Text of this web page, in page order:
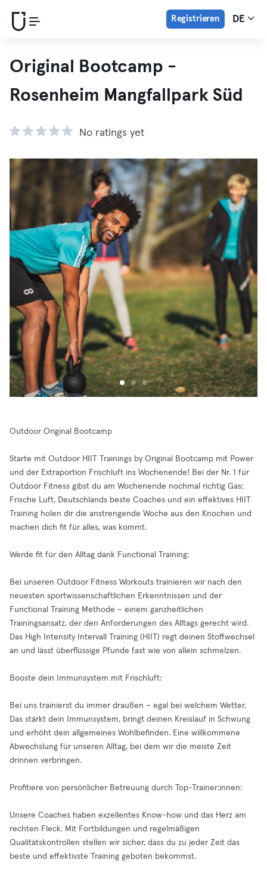
Registrieren DE
Original Bootcamp -
Rosenheim Mangfallpark Süd
No ratings yet
Outdoor Original Bootcamp
Starte mit Outdoor HIIT Trainings by Original Bootcamp mit Power
und der Extraportion Frischluft ins Wochenende! Bei der Nr. 1 für
Outdoor Fitness gibst du am Wochenende nochmal richtig Gas:
Frische Luft, Deutschlands beste Coaches und ein effektives HIIT
Training holen dir die anstrengende Woche aus den Knochen und
machen dich fit für alles, was kommt.
Werde fit für den Alltag dank Functional Training:
Bei unseren Outdoor Fitness Workouts trainieren wir nach den
neuesten sportwissenschaftlichen Erkenntnissen und der
Functional Training Methode – einem ganzheitlichen
Trainingsansatz, der den Anforderungen des Alltags gerecht wird.
Das High Intensity Intervall Training (HIIT) regt deinen Stoffwechsel
an und lässt überflüssige Pfunde fast wie von allein schmelzen.
Booste dein Immunsystem mit Frischluft:
Bei uns trainierst du immer draußen – egal bei welchem Wetter.
Das stärkt dein Immunsystem, bringt deinen Kreislauf in Schwung
und erhöht dein allgemeines Wohlbefinden. Eine willkommene
Abwechslung für unseren Alltag, bei dem wir die meiste Zeit
drinnen verbringen.
Profitiere von persönlicher Betreuung durch Top-Trainer:innen:
Unsere Coaches haben exzellentes Know-how und das Herz am
rechten Fleck. Mit Fortbildungen und regelmäßigen
Qualitätskontrollen stellen wir sicher, dass du zu jeder Zeit das
beste und effektivste Training geboten bekommst.